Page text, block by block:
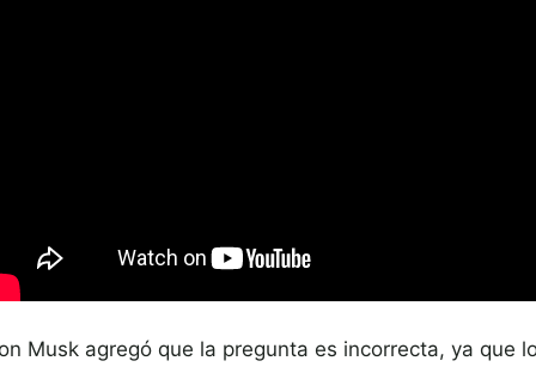
Musk agregó que la pregunta es incorrecta, ya que